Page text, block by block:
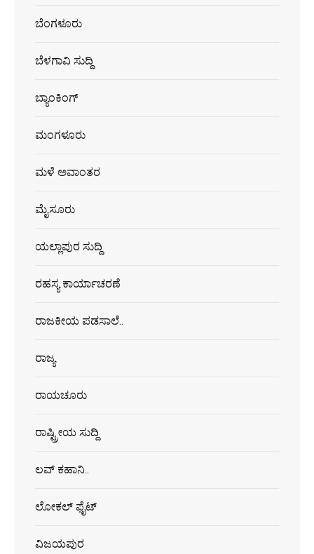
ಬೆಂಗಳೂರು
ಬೆಳಗಾವಿ ಸುದ್ದಿ
ಬ್ಯಾಂಕಿಂಗ್
ಮಂಗಳೂರು
ಮಳೆ ಅವಾಂತರ
ಮೈಸೂರು
ಯಲ್ಲಾಪುರ ಸುದ್ದಿ
ರಹಸ್ಯ ಕಾರ್ಯಾಚರಣೆ
ರಾಜಕೀಯ ಪಡಸಾಲೆ..
ರಾಜ್ಯ
ರಾಯಚೂರು
ರಾಷ್ಟ್ರೀಯ ಸುದ್ದಿ
ಲವ್ ಕಹಾನಿ..
ಲೋಕಲ್ ಫೈಟ್
ವಿಜಯಪುರ